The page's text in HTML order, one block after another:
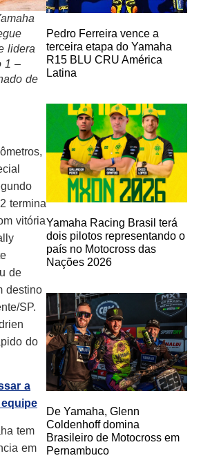
lidera
1 –
de
termina
vitória
de
destino
SP.
do
a
tem
em
Pedro Ferreira vence a
terceira etapa do Yamaha
R15 BLU CRU América
Latina
Yamaha Racing Brasil terá
dois pilotos representando o
país no Motocross das
Nações 2026
De Yamaha, Glenn
Coldenhoff domina
Brasileiro de Motocross em
Pernambuco